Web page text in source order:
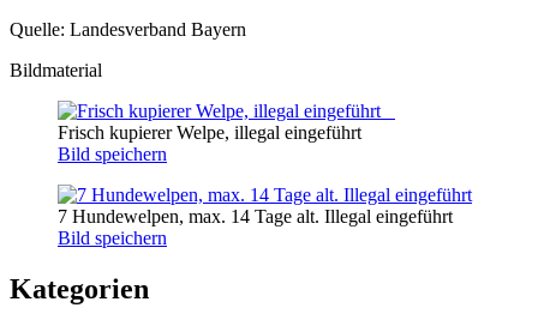
Quelle: Landesverband Bayern
Bildmaterial
Frisch kupierer Welpe, illegal eingeführt
Bild speichern
7 Hundewelpen, max. 14 Tage alt. Illegal eingeführt
Bild speichern
Kategorien